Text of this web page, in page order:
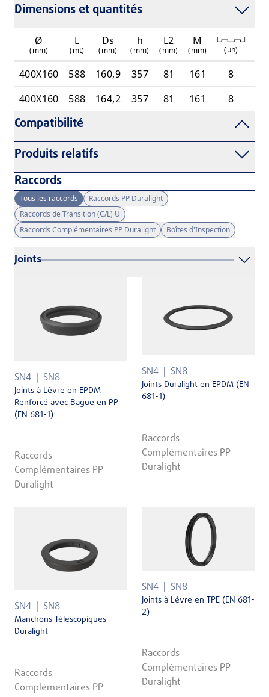
Dimensions et quantités
Ø
(mm)
L
(mt)
Ds
(mm)
h
(mm)
L2
(mm)
M
(mm) (un)
400X160 588 160,9 357 81 161 8
400X160
588 164,2 357 81 161 8
Compatibilité
Produits relatifs
Raccords
Tous les raccords
Raccords PP Duralight
Raccords de Transition (C/L) U
Raccords Complémentaires PP Duralight
Boîtes d'Inspection
Joints
SN4 SN8
Joints à Lèvre en EPDM
Renforcé avec Bague en PP
(EN 681-1)
Raccords
Complémentaires PP
Duralight
SN4 SN8
Joints Duralight en EPDM (EN
681-1)
Raccords
Complémentaires PP
Duralight
SN4 SN8
Manchons Télescopiques
Duralight
Raccords
Complémentaires PP
SN4 SN8
Joints à Lévre en TPE (EN 681-
2)
Raccords
Complémentaires PP
Duralight